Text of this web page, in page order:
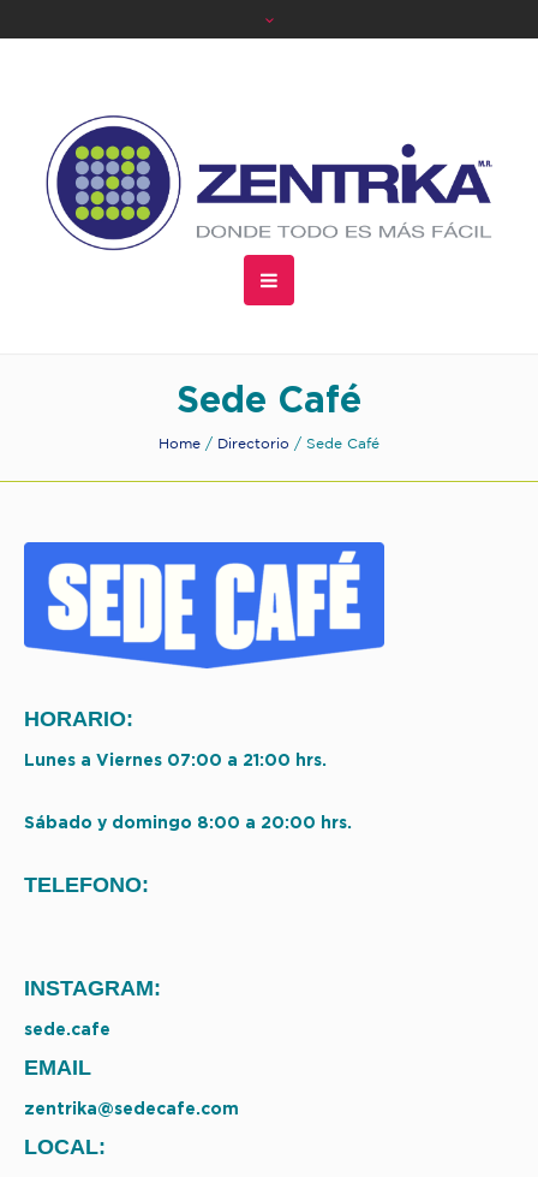
Sede Café
Home / Directorio / Sede Café
HORARIO:
Lunes a Viernes 07:00 a 21:00 hrs.
Sábado y domingo 8:00 a 20:00 hrs.
TELEFONO:
INSTAGRAM:
sede.cafe
EMAIL
zentrika@sedecafe.com
LOCAL: